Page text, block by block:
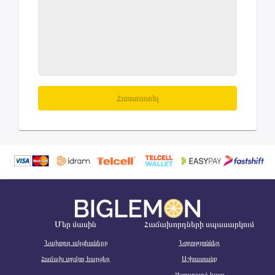
Հաստատել
Մեր մասին
Նախորդ ակցիաները
Հաճախ տրվող հարցեր
Հաճախորդների սպասարկում
Նորություններ
Աշխատանք